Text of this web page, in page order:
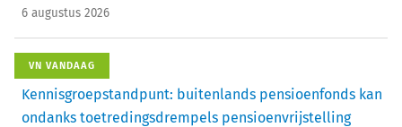
6 augustus 2026
VN VANDAAG
Kennisgroepstandpunt: buitenlands pensioenfonds kan
ondanks toetredingsdrempels pensioenvrijstelling